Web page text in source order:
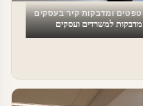
טפטים ומדבקות קיר בעסקים
מדבקות למשרדים ועסקים